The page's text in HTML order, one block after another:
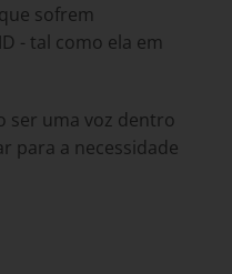
sofrem
- tal como ela em
ser uma voz dentro
para a necessidade